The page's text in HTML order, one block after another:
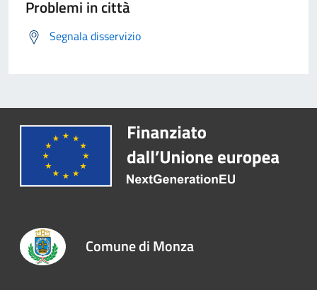
Problemi in città
Segnala disservizio
Comune di Monza